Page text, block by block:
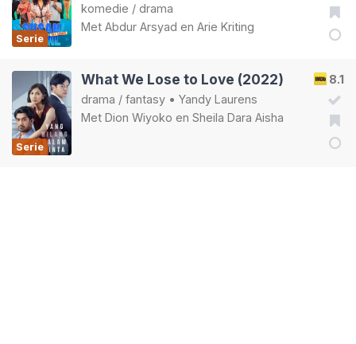
Serie
komedie / drama
Met Abdur Arsyad en Arie Kriting
Serie
8.1
What We Lose to Love (2022)
drama / fantasy • Yandy Laurens
Met Dion Wiyoko en Sheila Dara Aisha